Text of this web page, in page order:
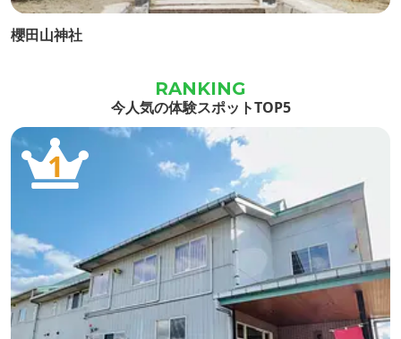
櫻田山神社
今人気の体験スポットTOP5
1